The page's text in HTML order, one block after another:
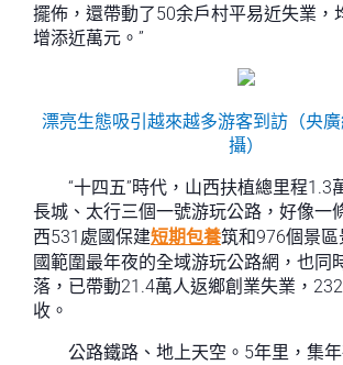
擺佈，還帶動了50余戶村平易近失業，
增添近萬元。”
漂亮生態吸引越來越多游客到訪（央
攝）
“十四五”時代，山西扶植總里程1.3
長城、太行三個一號游玩公路，好像一
西531處國保建短期包養筑和976個景
國範圍最年夜的全域游玩公路網，也同
落，已帶動21.4萬人返鄉創業失業，
收。
公路鐵路、地上天空。5年里，集